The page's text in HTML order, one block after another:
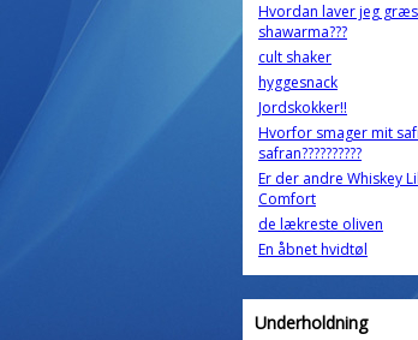
Hvordan laver jeg
shawarma???
cult shaker
hyggesnack
Jordskokker!!
Hvorfor smager mit
safran??????????
Er der andre Whiskey
Comfort
de lækreste oliven
En åbnet hvidtøl
Underholdning